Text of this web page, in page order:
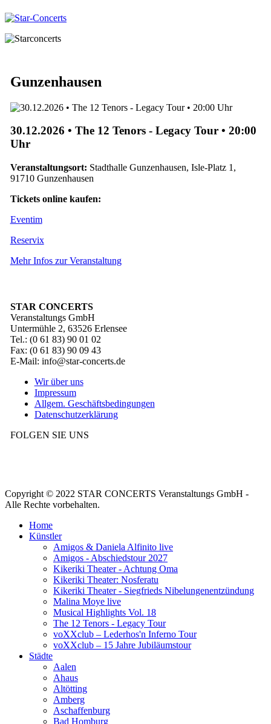
Gunzenhausen
30.12.2026 • The 12 Tenors - Legacy Tour • 20:00
Uhr
Veranstaltungsort: Stadthalle Gunzenhausen, Isle-Platz 1,
91710 Gunzenhausen
Tickets online kaufen:
Eventim
Reservix
Mehr Infos zur Veranstaltung
STAR CONCERTS
Veranstaltungs GmbH
Untermühle 2, 63526 Erlensee
Tel.: (0 61 83) 90 01 02
Fax: (0 61 83) 90 09 43
E-Mail: info@star-concerts.de
Wir über uns
Impressum
Allgem. Geschäftsbedingungen
Datenschutzerklärung
FOLGEN SIE UNS
Copyright © 2022 STAR CONCERTS Veranstaltungs GmbH -
Alle Rechte vorbehalten.
Home
Künstler
Amigos & Daniela Alfinito live
Amigos - Abschiedstour 2027
Kikeriki Theater - Achtung Oma
Kikeriki Theater: Nosferatu
Kikeriki Theater - Siegfrieds Nibelungenentzündung
Malina Moye live
Musical Highlights Vol. 18
The 12 Tenors - Legacy Tour
voXXclub – Lederhos'n Inferno Tour
voXXclub – 15 Jahre Jubiläumstour
Städte
Aalen
Ahaus
Altötting
Amberg
Aschaffenburg
Bad Homburg